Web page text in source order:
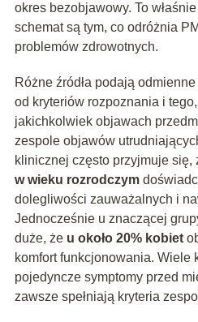
okres bezobjawowy. To
schemat są tym, co odróżnia
problemów zdrowotnych.
Różne źródła podają
od kryteriów rozpoznania i
jakichkolwiek objawach
zespole objawów
klinicznej często przyjmuje się,
w wieku rozrodczym
dolegliwości zauważalnych i
Jednocześnie u znaczącej
duże, że u około 20% kobiet
komfort funkcjonowania. Wiele
pojedyncze symptomy przed
zawsze spełniają kryteria